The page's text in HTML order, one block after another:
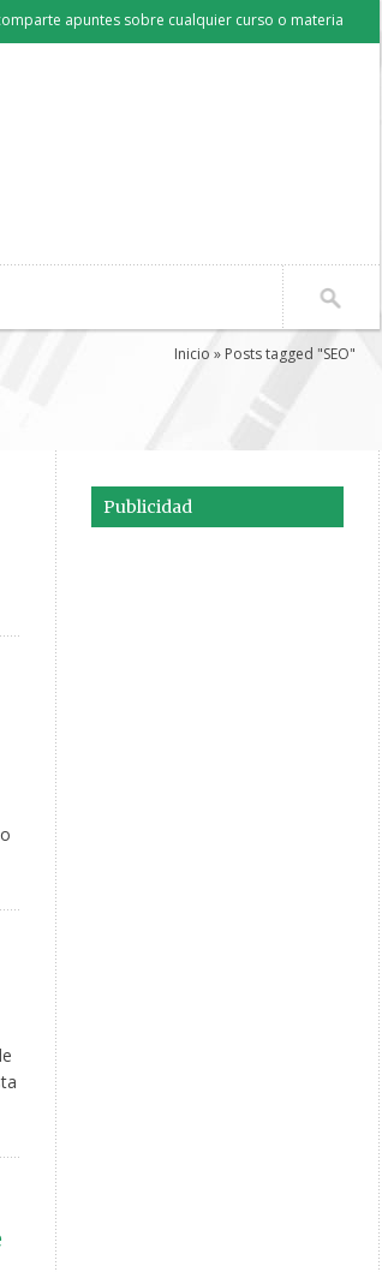
apuntes sobre cualquier curso o materia
Inicio » Posts tagged "SEO"
Publicidad